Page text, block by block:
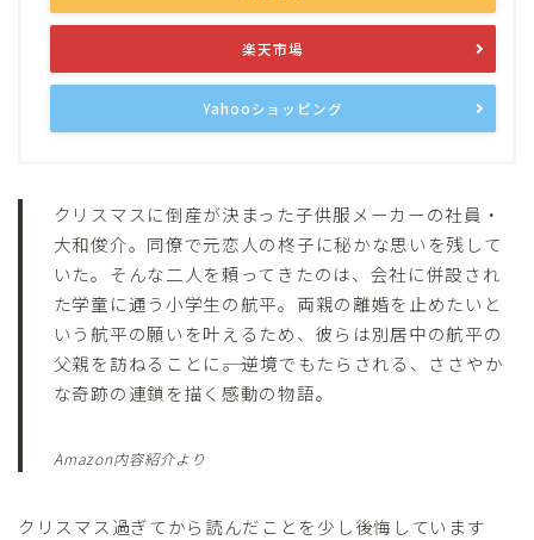
楽天市場
Yahooショッピング
クリスマスに倒産が決まった子供服メーカーの社員・
大和俊介。同僚で元恋人の柊子に秘かな思いを残して
いた。そんな二人を頼ってきたのは、会社に併設され
た学童に通う小学生の航平。両親の離婚を止めたいと
いう航平の願いを叶えるため、彼らは別居中の航平の
父親を訪ねることに――。逆境でもたらされる、ささやか
な奇跡の連鎖を描く感動の物語。
Amazon内容紹介より
クリスマス過ぎてから読んだことを少し後悔しています